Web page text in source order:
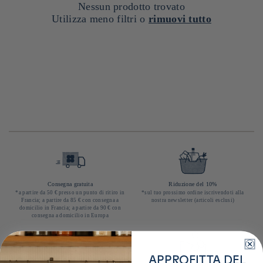
Nessun prodotto trovato
Utilizza meno filtri o rimuovi tutto
Consegna gratuita
*a partire da 50 € presso un punto di ritiro in
Francia; a partire da 85 € con consegna a
domicilio in Francia; a partire da 90 € con
consegna a domicilio in Europa
Riduzione del 10%
*sul tuo prossimo ordine iscrivendoti alla
nostra newsletter (articoli esclusi)
APPROFITTA DEL